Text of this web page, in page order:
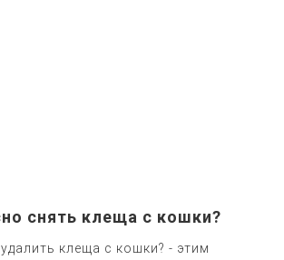
снять клеща с кошки?
клеща с кошки? - этим